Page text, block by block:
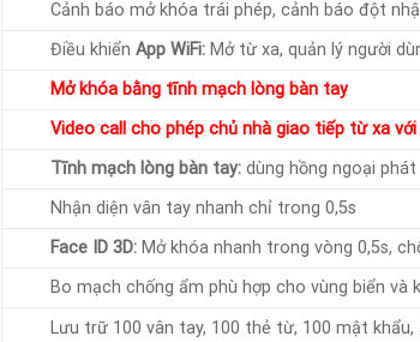
Cảnh báo mở khóa trái phép, cảnh báo đột
Điều khiển App WiFi:Mở từ xa, quản lý người
Mở khóa bằng tĩnh mạch lòng bàn tay
Video call cho phép chủ nhà giao tiếp từ xa
Tĩnh mạch lòng bàn tay:dùng hồng ngoại
Nhận diện vân tay nhanh chỉ trong 0,5s
Face ID 3D:Mở khóa nhanh trong vòng 0,5s,
Bo mạch chống ẩm phù hợp cho vùng biển và
Lưu trữ 100 vân tay, 100 thẻ từ, 100 mật